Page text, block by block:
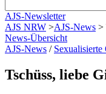
AJS-Newsletter
AJS NRW >AJS-News >
News-Übersicht
AJS-News / Sexualisierte
Tschüss, liebe